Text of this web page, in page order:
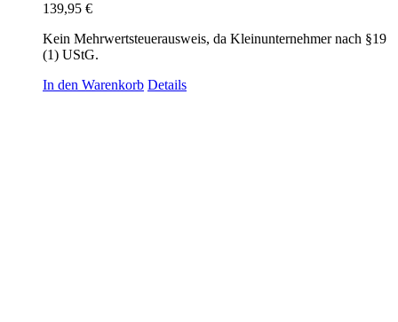
139,95 €
Kein Mehrwertsteuerausweis, da Kleinunternehmer nach §19
(1) UStG.
In den Warenkorb Details